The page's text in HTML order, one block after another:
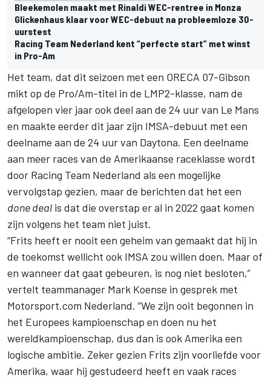
Bleekemolen maakt met Rinaldi WEC-rentree in Monza
Glickenhaus klaar voor WEC-debuut na probleemloze 30-
uurstest
Racing Team Nederland kent “perfecte start” met winst
in Pro-Am
Het team, dat dit seizoen met een ORECA 07-Gibson
mikt op de Pro/Am-titel in de LMP2-klasse, nam de
afgelopen vier jaar ook deel aan de 24 uur van Le Mans
en maakte eerder dit jaar zijn IMSA-debuut met een
deelname aan de 24 uur van Daytona. Een deelname
aan meer races van de Amerikaanse raceklasse wordt
door Racing Team Nederland als een mogelijke
vervolgstap gezien, maar de berichten dat het een
done deal is dat die overstap er al in 2022 gaat komen
zijn volgens het team niet juist.
“Frits heeft er nooit een geheim van gemaakt dat hij in
de toekomst wellicht ook IMSA zou willen doen. Maar of
en wanneer dat gaat gebeuren, is nog niet besloten,”
vertelt teammanager Mark Koense in gesprek met
Motorsport.com Nederland. “We zijn ooit begonnen in
het Europees kampioenschap en doen nu het
wereldkampioenschap, dus dan is ook Amerika een
logische ambitie. Zeker gezien Frits zijn voorliefde voor
Amerika, waar hij gestudeerd heeft en vaak races